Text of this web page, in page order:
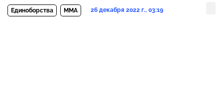
Единоборства MMA 26 декабря 2022 г., 03:19